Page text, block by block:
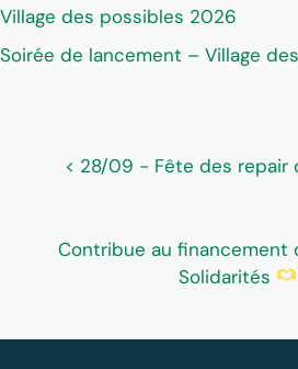
Village des possibles 2026
Soirée de lancement – Village
< 28/09 - Fête des repair
Contribue au financement
Solidarités